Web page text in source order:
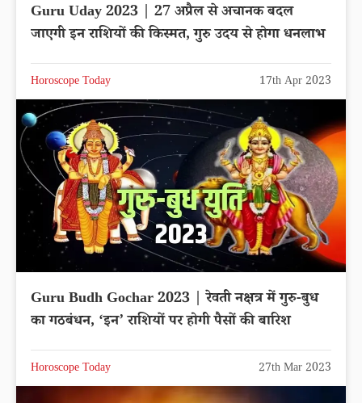
Guru Uday 2023 | 27 अप्रैल से अचानक बदल
जाएगी इन राशियों की किस्मत, गुरु उदय से होगा धनलाभ
Horoscope Today 17th Apr 2023
Guru Budh Gochar 2023 | रेवती नक्षत्र में गुरु-बुध
का गठबंधन, ‘इन’ राशियों पर होगी पैसों की बारिश
Horoscope Today 27th Mar 2023